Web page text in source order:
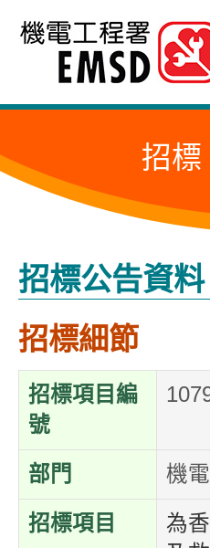
跳
內
的
始
招標
招標公告資料
招標細節
招標項目編
號
部門 機
招標項目
為